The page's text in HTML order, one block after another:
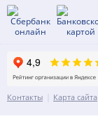
Контакты Карта сайта